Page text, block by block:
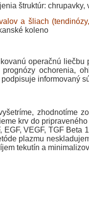
štruktúr: chrupavky,
a šliach
koleno
operačnú
ochorenia,
informovaný
zhodnotíme
krv do
EGF, VEGF, TGF
plazmu
tekutín a